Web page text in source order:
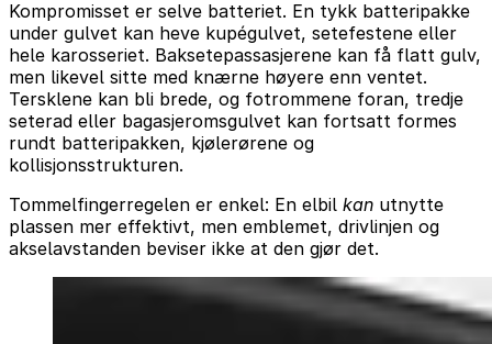
Kompromisset er selve batteriet. En tykk batteripakke
under gulvet kan heve kupégulvet, setefestene eller
hele karosseriet. Baksetepassasjerene kan få flatt gulv,
men likevel sitte med knærne høyere enn ventet.
Tersklene kan bli brede, og fotrommene foran, tredje
seterad eller bagasjeromsgulvet kan fortsatt formes
rundt batteripakken, kjølerørene og
kollisjonsstrukturen.
Tommelfingerregelen er enkel: En elbil kan utnytte
plassen mer effektivt, men emblemet, drivlinjen og
akselavstanden beviser ikke at den gjør det.